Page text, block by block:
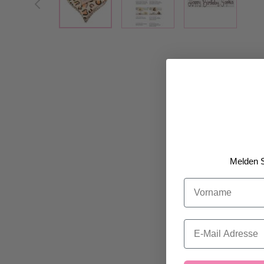
Melden
Vorname
Email